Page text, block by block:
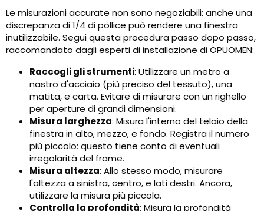
Le misurazioni accurate non sono negoziabili: anche una
discrepanza di 1/4 di pollice può rendere una finestra
inutilizzabile. Segui questa procedura passo dopo passo,
raccomandato dagli esperti di installazione di OPUOMEN:
Raccogli gli strumenti: Utilizzare un metro a
nastro d'acciaio (più preciso del tessuto), una
matita, e carta. Evitare di misurare con un righello
per aperture di grandi dimensioni.
Misura larghezza: Misura l'interno del telaio della
finestra in alto, mezzo, e fondo. Registra il numero
più piccolo: questo tiene conto di eventuali
irregolarità del frame.
Misura altezza: Allo stesso modo, misurare
l'altezza a sinistra, centro, e lati destri. Ancora,
utilizzare la misura più piccola.
Controlla la profondità: Misura la profondità